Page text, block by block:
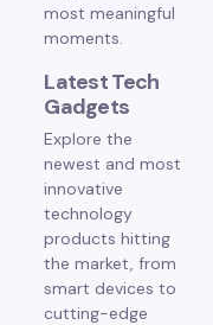
most meaningful
moments.
Latest Tech
Gadgets
Explore the
newest and most
innovative
technology
products hitting
the market, from
smart devices to
cutting-edge